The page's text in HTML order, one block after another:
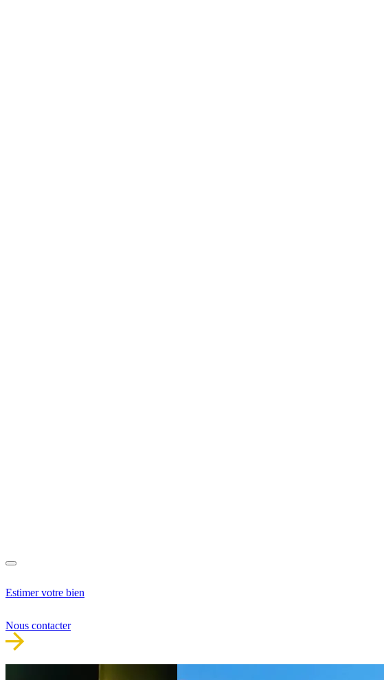
Estimer votre bien
Nous contacter